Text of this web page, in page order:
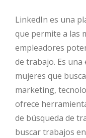
LinkedIn es una
que permite a las
empleadores
de trabajo. Es
mujeres que
marketing,
ofrece
de búsqueda de
buscar trabajos